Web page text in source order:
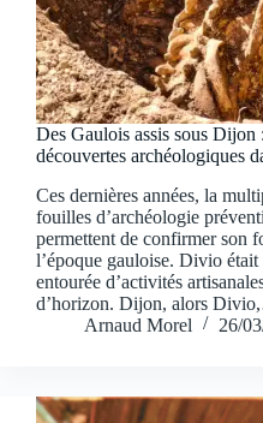
Des Gaulois assis sous Dijon
découvertes archéologiques
Ces dernières années, la
fouilles d’archéologie
permettent de confirmer son
l’époque gauloise. Divio
entourée d’activités
d’horizon. Dijon, alors
Arnaud Morel
26/